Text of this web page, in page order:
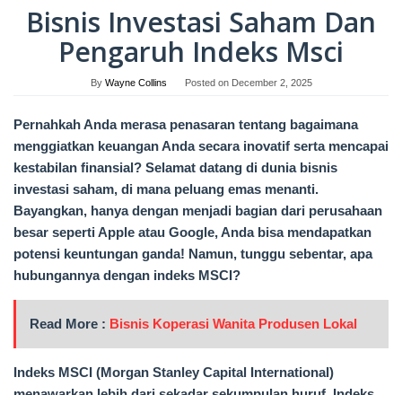
Bisnis Investasi Saham Dan
Pengaruh Indeks Msci
By Wayne Collins Posted on December 2, 2025
Pernahkah Anda merasa penasaran tentang bagaimana
menggiatkan keuangan Anda secara inovatif serta mencapai
kestabilan finansial? Selamat datang di dunia bisnis
investasi saham, di mana peluang emas menanti.
Bayangkan, hanya dengan menjadi bagian dari perusahaan
besar seperti Apple atau Google, Anda bisa mendapatkan
potensi keuntungan ganda! Namun, tunggu sebentar, apa
hubungannya dengan indeks MSCI?
Read More : Bisnis Koperasi Wanita Produsen Lokal
Indeks MSCI (Morgan Stanley Capital International)